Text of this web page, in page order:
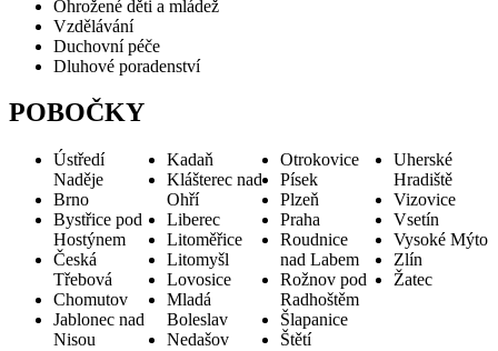
Ohrožené děti a mládež
Vzdělávání
Duchovní péče
Dluhové poradenství
POBOČKY
Ústředí
Naděje
Brno
Bystřice pod
Hostýnem
Česká
Třebová
Chomutov
Jablonec nad
Nisou
Kadaň
Klášterec nad
Ohří
Liberec
Litoměřice
Litomyšl
Lovosice
Mladá
Boleslav
Nedašov
Otrokovice
Písek
Plzeň
Praha
Roudnice
nad Labem
Rožnov pod
Radhoštěm
Šlapanice
Štětí
Uherské
Hradiště
Vizovice
Vsetín
Vysoké Mýto
Zlín
Žatec